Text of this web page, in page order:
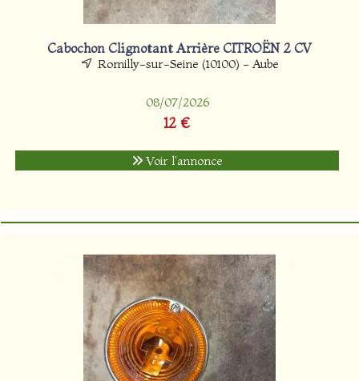
Cabochon Clignotant Arrière CITROËN 2 CV
Romilly-sur-Seine (10100) - Aube
08/07/2026
12 €
Voir l'annonce